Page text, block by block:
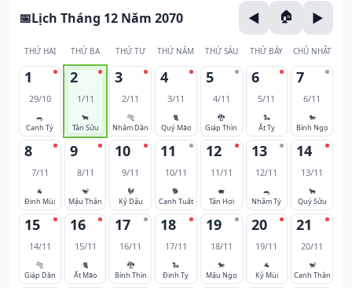
Lịch Tháng 12 Năm 2070
THỨ HAI THỨ BA THỨ TƯ THỨ NĂM THỨ SÁU THỨ BẢY CHỦ NHẬT
1
29/10
🐀
Canh Tý
2
1/11
🐂
Tân Sửu
3
2/11
🐅
Nhâm Dần
4
3/11
🐈
Quý Mão
5
4/11
🐉
Giáp Thìn
6
5/11
🐍
Ất Tỵ
7
6/11
🐎
Bính Ngọ
8
7/11
🐐
Đinh Mùi
9
8/11
🐒
Mậu Thân
10
9/11
🐓
Kỷ Dậu
11
10/11
🐕
Canh Tuất
12
11/11
🐖
Tân Hợi
13
12/11
🐀
Nhâm Tý
14
13/11
🐂
Quý Sửu
15
14/11
🐅
Giáp Dần
16
15/11
🐈
Ất Mão
17
16/11
🐉
Bính Thìn
18
17/11
🐍
Đinh Tỵ
19
18/11
🐎
Mậu Ngọ
20
19/11
🐐
Kỷ Mùi
21
20/11
🐒
Canh Thân